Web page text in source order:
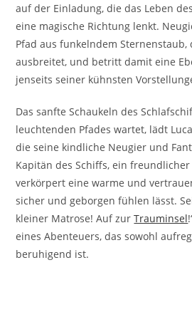
auf der Einladung, die das Leben
eine magische Richtung lenkt.
Pfad aus funkelndem Sternenstaub,
ausbreitet, und betritt damit eine
jenseits seiner kühnsten
Das sanfte Schaukeln des
leuchtenden Pfades wartet, lädt
die seine kindliche Neugier und
Kapitän des Schiffs, ein
verkörpert eine warme und
sicher und geborgen fühlen lässt.
kleiner Matrose! Auf zurTrauminsel
eines Abenteuers, das sowohl
beruhigend ist.